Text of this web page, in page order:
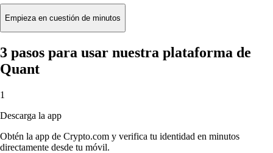
Empieza en cuestión de minutos
3 pasos para usar nuestra plataforma de
Quant
1
Descarga la app
Obtén la app de Crypto.com y verifica tu identidad en minutos
directamente desde tu móvil.